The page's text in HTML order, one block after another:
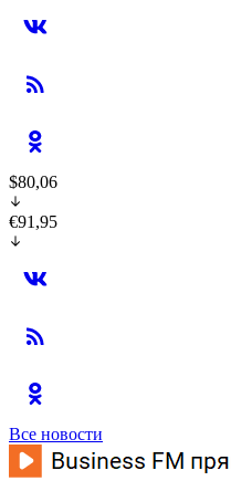
$80,06
€91,95
Все новости